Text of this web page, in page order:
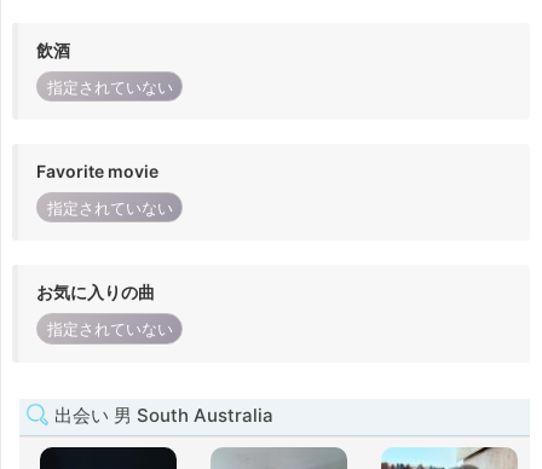
飲酒
指定されていない
Favorite movie
指定されていない
お気に入りの曲
指定されていない
出会い 男 South Australia